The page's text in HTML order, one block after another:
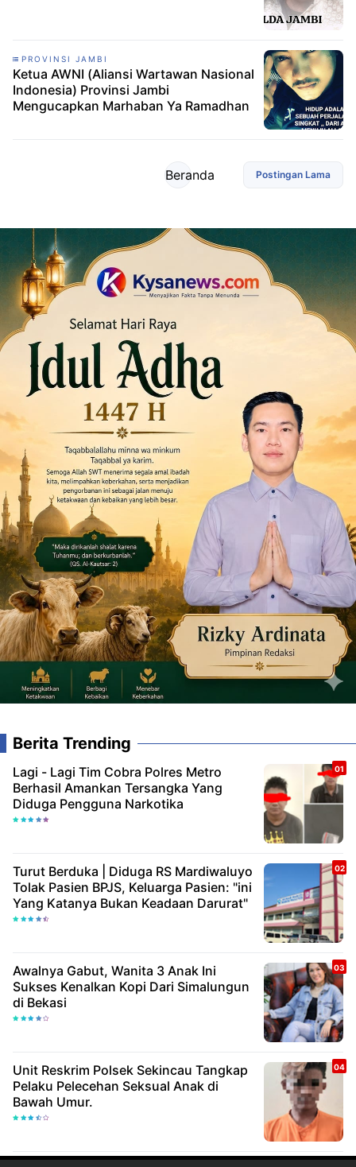
PROVINSI JAMBI
Ketua AWNI (Aliansi Wartawan Nasional
Indonesia) Provinsi Jambi
Mengucapkan Marhaban Ya Ramadhan
Postingan Lama
Beranda
Berita Trending
Lagi - Lagi Tim Cobra Polres Metro
Berhasil Amankan Tersangka Yang
Diduga Pengguna Narkotika
Turut Berduka | Diduga RS Mardiwaluyo
Tolak Pasien BPJS, Keluarga Pasien: "ini
Yang Katanya Bukan Keadaan Darurat"
Awalnya Gabut, Wanita 3 Anak Ini
Sukses Kenalkan Kopi Dari Simalungun
di Bekasi
Unit Reskrim Polsek Sekincau Tangkap
Pelaku Pelecehan Seksual Anak di
Bawah Umur.